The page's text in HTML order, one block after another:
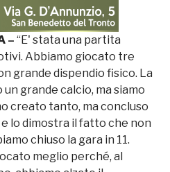
– “E' stata una partita
Abbiamo giocato tre
grande dispendio fisico. La
grande calcio, ma siamo
creato tanto, ma concluso
lo dimostra il fatto che non
chiuso la gara in 11.
meglio perché, al